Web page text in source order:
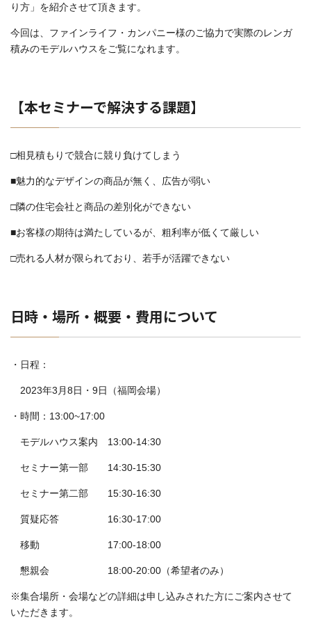
り方」を紹介させて頂きます。
今回は、ファインライフ・カンパニー様のご協力で実際のレンガ
積みのモデルハウスをご覧になれます。
【本セミナーで解決する課題】
□相見積もりで競合に競り負けてしまう
■魅力的なデザインの商品が無く、広告が弱い
□隣の住宅会社と商品の差別化ができない
■お客様の期待は満たしているが、粗利率が低くて厳しい
□売れる人材が限られており、若手が活躍できない
日時・場所・概要・費用について
・日程：
2023年3月8日・9日（福岡会場）
・時間：13:00~17:00
モデルハウス案内 13:00-14:30
セミナー第一部 14:30-15:30
セミナー第二部 15:30-16:30
質疑応答 16:30-17:00
移動 17:00-18:00
懇親会 18:00-20:00（希望者のみ）
※集合場所・会場などの詳細は申し込みされた方にご案内させて
いただきます。